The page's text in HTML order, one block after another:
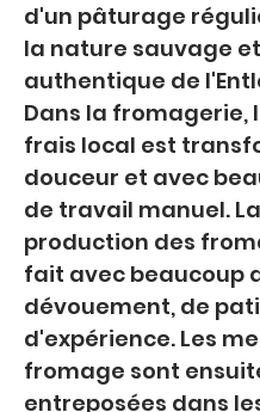
d'un pâturage
la nature sauvage et
authentique de
Dans la fromagerie,
frais local est
douceur et avec
de travail manuel. La
production des
fait avec beaucoup
dévouement, de
d'expérience. Les
fromage sont
entreposées dans